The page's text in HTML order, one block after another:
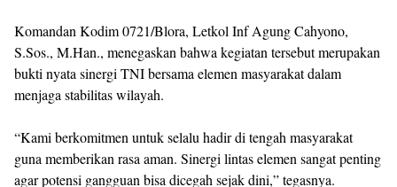
Komandan Kodim 0721/Blora, Letkol Inf Agung Cahyono,
S.Sos., M.Han., menegaskan bahwa kegiatan tersebut merupakan
bukti nyata sinergi TNI bersama elemen masyarakat dalam
menjaga stabilitas wilayah.
“Kami berkomitmen untuk selalu hadir di tengah masyarakat
guna memberikan rasa aman. Sinergi lintas elemen sangat penting
agar potensi gangguan bisa dicegah sejak dini,” tegasnya.